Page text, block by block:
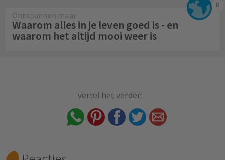
8
Ontspannen maar
Waarom alles in je leven goed is - en
waarom het altijd mooi weer is
vertel het verder: